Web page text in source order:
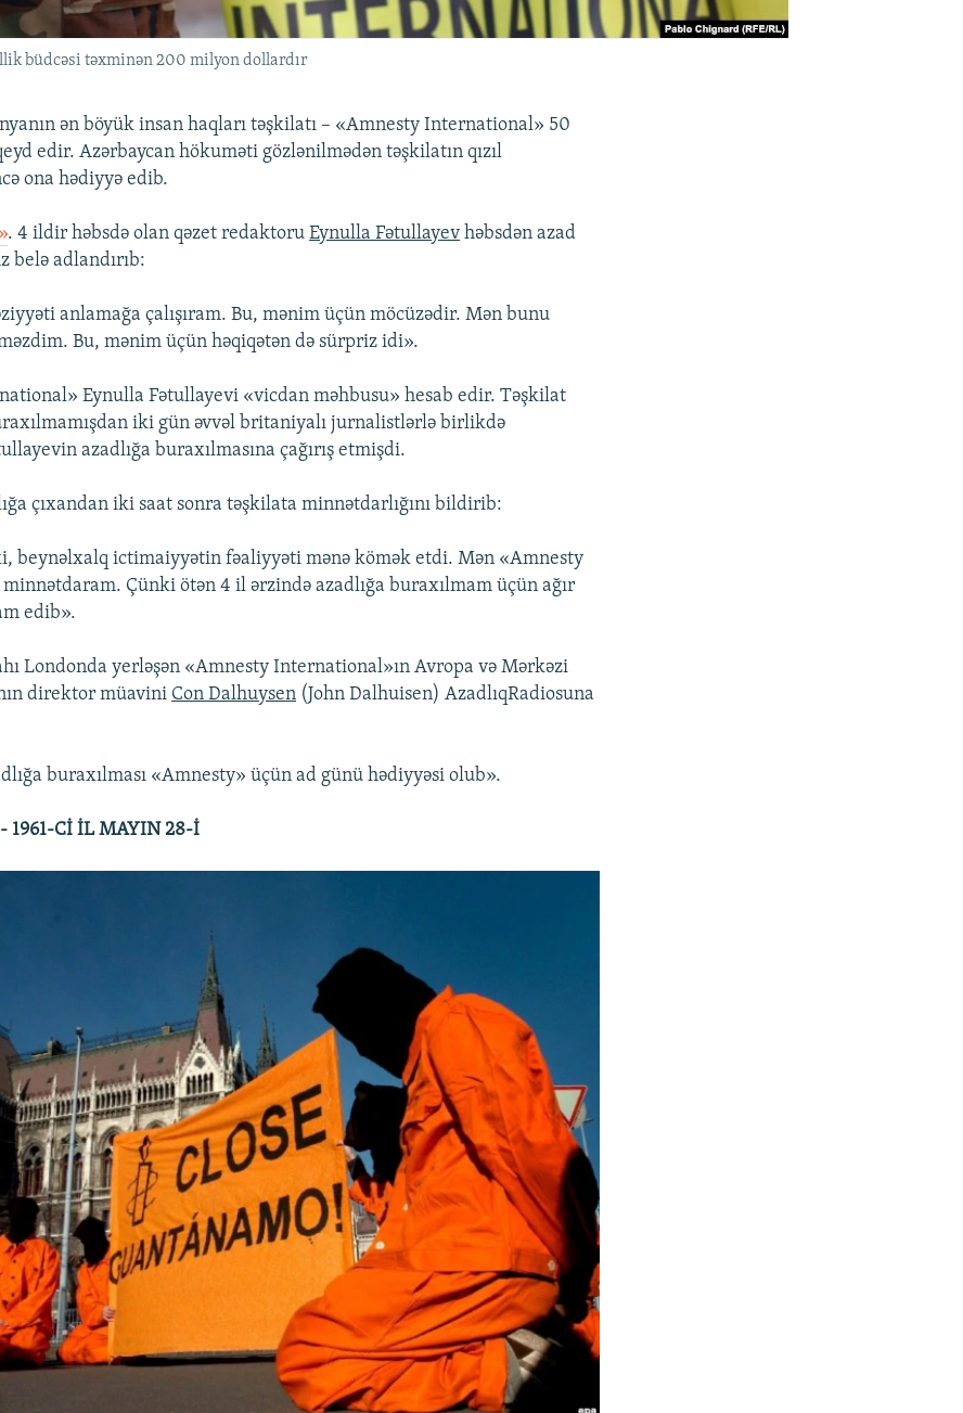
büdcəsi təxminən 200 milyon dollardır
ən böyük insan haqları təşkilatı – «Amnesty International» 50
edir. Azərbaycan hökuməti gözlənilmədən təşkilatın qızıl
ona hədiyyə edib.
. 4 ildir həbsdə olan qəzet redaktoruEynulla Fətullayev həbsdən azad
belə adlandırıb:
anlamağa çalışıram. Bu, mənim üçün möcüzədir. Mən bunu
Bu, mənim üçün həqiqətən də sürpriz idi».
Eynulla Fətullayevi «vicdan məhbusu» hesab edir. Təşkilat
iki gün əvvəl britaniyalı jurnalistlərlə birlikdə
azadlığa buraxılmasına çağırış etmişdi.
çıxandan iki saat sonra təşkilata minnətdarlığını bildirib:
beynəlxalq ictimaiyyətin fəaliyyəti mənə kömək etdi. Mən «Amnesty
Çünki ötən 4 il ərzində azadlığa buraxılmam üçün ağır
edib».
Londonda yerləşən «Amnesty International»ın Avropa və Mərkəzi
direktor müavini Con Dalhuysen (John Dalhuisen) AzadlıqRadiosuna
buraxılması «Amnesty» üçün ad günü hədiyyəsi olub».
1961-Cİ İL MAYIN 28-İ